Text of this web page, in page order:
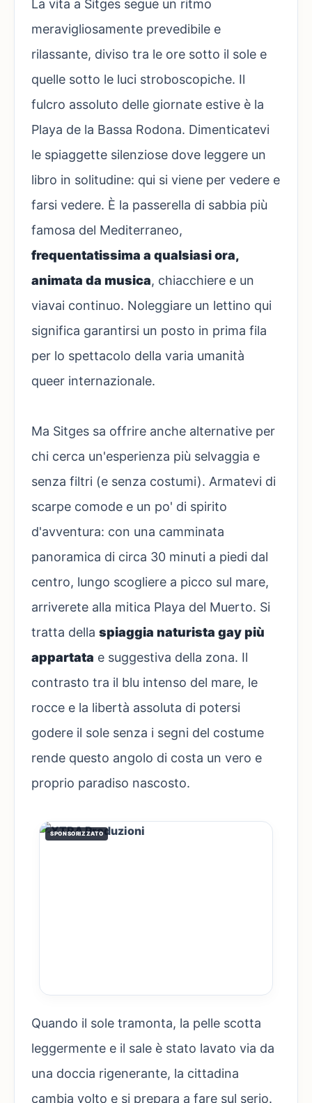
La vita a Sitges segue un ritmo
meravigliosamente prevedibile e
rilassante, diviso tra le ore sotto il sole e
quelle sotto le luci stroboscopiche. Il
fulcro assoluto delle giornate estive è la
Playa de la Bassa Rodona. Dimenticatevi
le spiaggette silenziose dove leggere un
libro in solitudine: qui si viene per vedere e
farsi vedere. È la passerella di sabbia più
famosa del Mediterraneo,
frequentatissima a qualsiasi ora,
animata da musica, chiacchiere e un
viavai continuo. Noleggiare un lettino qui
significa garantirsi un posto in prima fila
per lo spettacolo della varia umanità
queer internazionale.
Ma Sitges sa offrire anche alternative per
chi cerca un'esperienza più selvaggia e
senza filtri (e senza costumi). Armatevi di
scarpe comode e un po' di spirito
d'avventura: con una camminata
panoramica di circa 30 minuti a piedi dal
centro, lungo scogliere a picco sul mare,
arriverete alla mitica Playa del Muerto. Si
tratta della spiaggia naturista gay più
appartata e suggestiva della zona. Il
contrasto tra il blu intenso del mare, le
rocce e la libertà assoluta di potersi
godere il sole senza i segni del costume
rende questo angolo di costa un vero e
proprio paradiso nascosto.
SPONSORIZZATO
Quando il sole tramonta, la pelle scotta
leggermente e il sale è stato lavato via da
una doccia rigenerante, la cittadina
cambia volto e si prepara a fare sul serio.